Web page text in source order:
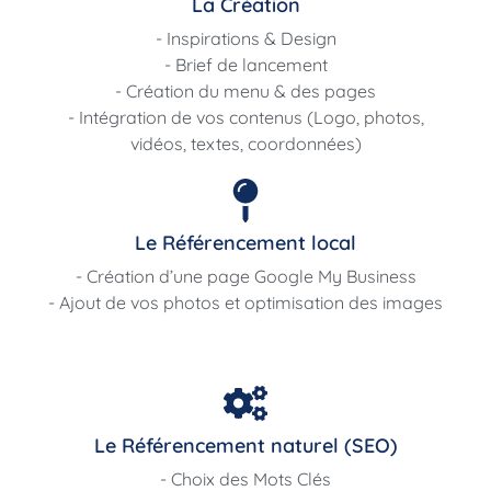
- Inspirations & Design
- Brief de lancement
- Création du menu & des pages
- Intégration de vos contenus (Logo, photos,
vidéos, textes, coordonnées)
Le Référencement local
- Création d’une page Google My Business
- Ajout de vos photos et optimisation des images
Le Référencement naturel (SEO)
- Choix des Mots Clés